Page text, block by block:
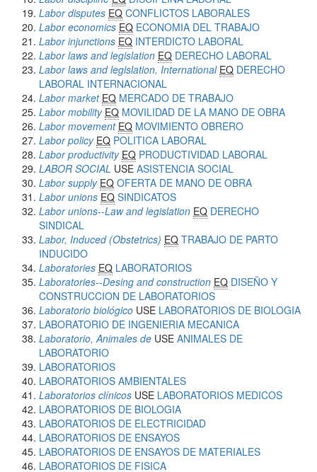
Labor disputes EQ CONFLICTOS LABORALES
Labor economics EQ ECONOMIA DEL TRABAJO
Labor injunctions EQ INTERDICTO LABORAL
Labor laws and legislation EQ DERECHO LABORAL
Labor laws and legislation, International EQ DERECHO
LABORAL INTERNACIONAL
Labor market EQ MERCADO DE TRABAJO
Labor mobility EQ MOVILIDAD DE LA MANO DE OBRA
Labor movement EQ MOVIMIENTO OBRERO
Labor policy EQ POLITICA LABORAL
Labor productivity EQ PRODUCTIVIDAD LABORAL
LABOR SOCIAL USE ASISTENCIA SOCIAL
Labor supply EQ OFERTA DE MANO DE OBRA
Labor unions EQ SINDICATOS
Labor unions--Law and legislation EQ DERECHO
SINDICAL
Labor, Induced (Obstetrics) EQ TRABAJO DE PARTO
INDUCIDO
Laboratories EQ LABORATORIOS
Laboratories--Desing and construction EQ DISEÑO Y
CONSTRUCCION DE LABORATORIOS
Laboratorio biológico USE LABORATORIOS DE BIOLOGIA
LABORATORIO DE INGENIERIA MECANICA
Laboratorio, Animales de USE ANIMALES DE
LABORATORIO
LABORATORIOS
LABORATORIOS AMBIENTALES
Laboratorios clínicos USE LABORATORIOS MEDICOS
LABORATORIOS DE BIOLOGIA
LABORATORIOS DE ELECTRICIDAD
LABORATORIOS DE ENSAYOS
LABORATORIOS DE ENSAYOS DE MATERIALES
LABORATORIOS DE FISICA